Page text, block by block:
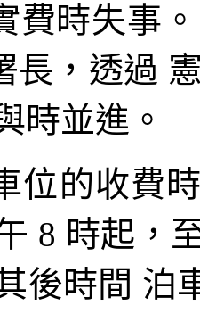
費時失事
長，透過
時並進。
位的收費
8 時起，
後時間 泊